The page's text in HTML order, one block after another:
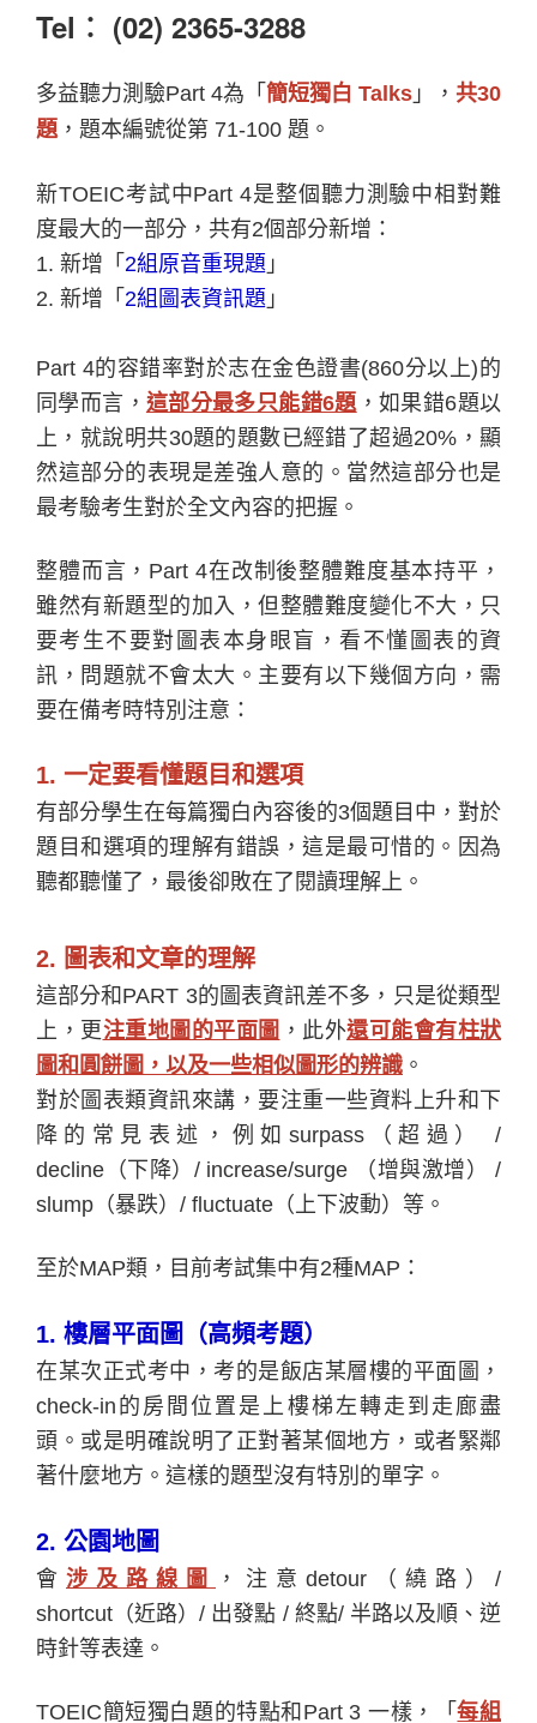
Tel︰ (02) 2365-3288
多益聽力測驗Part 4為「 簡短獨白 Talks 」， 共30
題，題本編號從第 71-100 題。
新TOEIC考試中Part 4是整個聽力測驗中相對難
度最大的一部分，共有2個部分新增：
1. 新增「 2組原音重現題 」
2. 新增「 2組圖表資訊題 」
Part 4的容錯率對於志在金色證書(860分以上)的
同學而言， 這部分最多只能錯6題，如果錯6題以
上，就說明共30題的題數已經錯了超過20%，顯
然這部分的表現是差強人意的。當然這部分也是
最考驗考生對於全文內容的把握。
整體而言，Part 4在改制後整體難度基本持平，
雖然有新題型的加入，但整體難度變化不大，只
要考生不要對圖表本身眼盲，看不懂圖表的資
訊，問題就不會太大。主要有以下幾個方向，需
要在備考時特別注意：
1. 一定要看懂題目和選項
有部分學生在每篇獨白內容後的3個題目中，對於
題目和選項的理解有錯誤，這是最可惜的。因為
聽都聽懂了，最後卻敗在了閱讀理解上。
2. 圖表和文章的理解
這部分和PART 3的圖表資訊差不多，只是從類型
上，更注重地圖的平面圖 ，此外還可能會有柱狀
圖和圓餅圖，以及一些相似圖形的辨識 。
對於圖表類資訊來講，要注重一些資料上升和下
降的常見表述，例如surpass（超過） /
decline（下降）/ increase/surge （增與激增） /
slump（暴跌）/ fluctuate（上下波動）等。
至於MAP類，目前考試集中有2種MAP：
1. 樓層平面圖（高頻考題）
在某次正式考中，考的是飯店某層樓的平面圖，
check-in的房間位置是上樓梯左轉走到走廊盡
頭。或是明確說明了正對著某個地方，或者緊鄰
著什麼地方。這樣的題型沒有特別的單字。
2. 公園地圖
會 涉及路線圖
，注意detour（繞路）/
shortcut（近路）/ 出發點 / 終點/ 半路以及順、逆
時針等表達。
TOEIC簡短獨白題的特點和Part 3 一樣， 「每組